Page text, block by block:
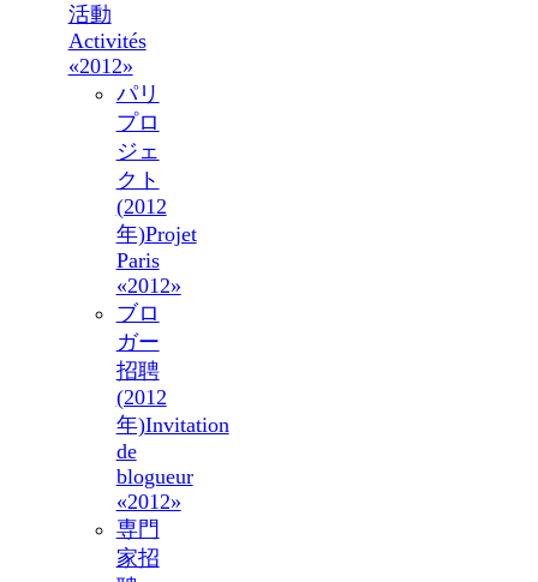
活動
Activités
«2012»
パリ
プロ
ジェ
クト
(2012
年)Projet
Paris
«2012»
ブロ
ガー
招聘
(2012
年)Invitation
de
blogueur
«2012»
専門
家招